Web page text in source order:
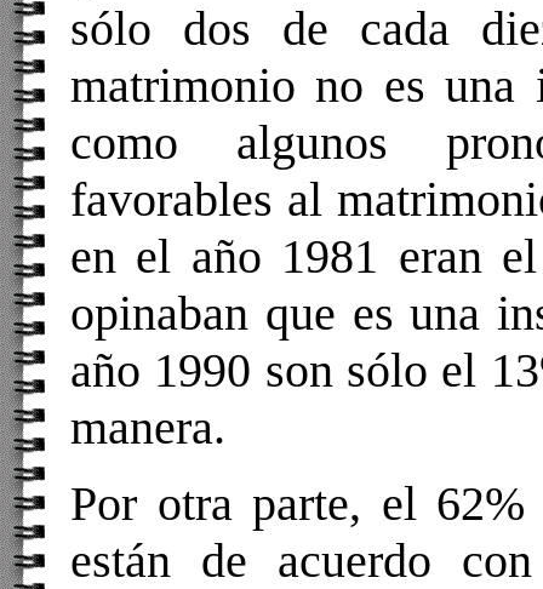
sólo dos de cada
matrimonio no es una
como algunos
favorables al
en el año 1981 eran
opinaban que es una
año 1990 son sólo el
manera.
Por otra parte, el
están de acuerdo